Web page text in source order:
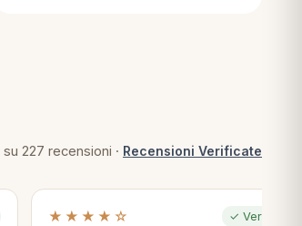
su 227 recensioni · Recensioni Verificate
★★★★☆ ✓ Verificata